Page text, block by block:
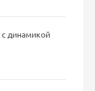
динамикой